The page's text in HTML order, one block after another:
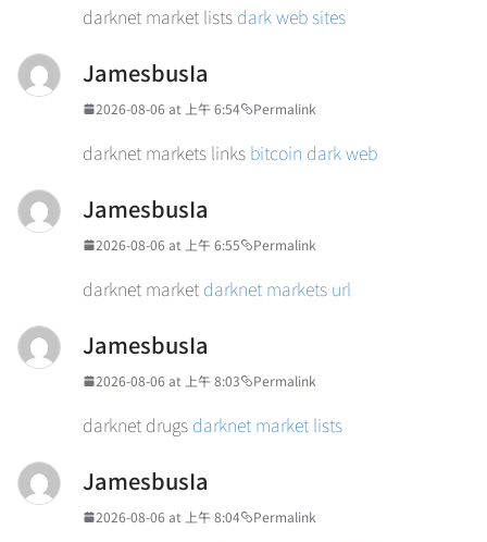
darknet market lists dark web sites
JamesbusIa
2026-08-06 at 上午 6:54 Permalink
darknet markets links bitcoin dark web
JamesbusIa
2026-08-06 at 上午 6:55 Permalink
darknet market darknet markets url
JamesbusIa
2026-08-06 at 上午 8:03 Permalink
darknet drugs darknet market lists
JamesbusIa
2026-08-06 at 上午 8:04 Permalink